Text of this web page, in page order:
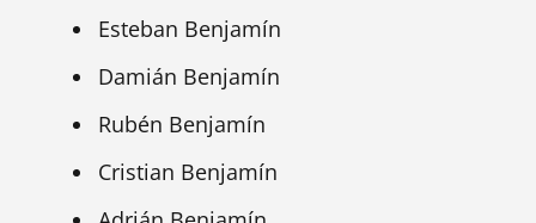
Esteban Benjamín
Damián Benjamín
Rubén Benjamín
Cristian Benjamín